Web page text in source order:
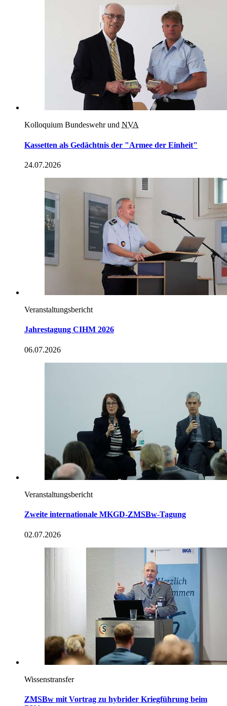
Kolloquium Bundeswehr und NVA
Kassetten als Gedächtnis der "Armee der Einheit"
24.07.2026
Veranstaltungsbericht
Jahrestagung CIHM 2026
06.07.2026
Veranstaltungsbericht
Zweite internationale MKGD-ZMSBw-Tagung
02.07.2026
Wissenstransfer
ZMSBw mit Vortrag zu hybrider Kriegführung beim